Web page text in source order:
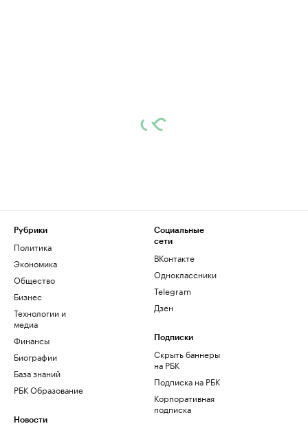
Рубрики
Политика
Экономика
Общество
Бизнес
Технологии и
медиа
Финансы
Биографии
База знаний
РБК Образование
Новости
Социальные
сети
ВКонтакте
Одноклассники
Telegram
Дзен
Подписки
Скрыть баннеры
на РБК
Подписка на РБК
Корпоративная
подписка